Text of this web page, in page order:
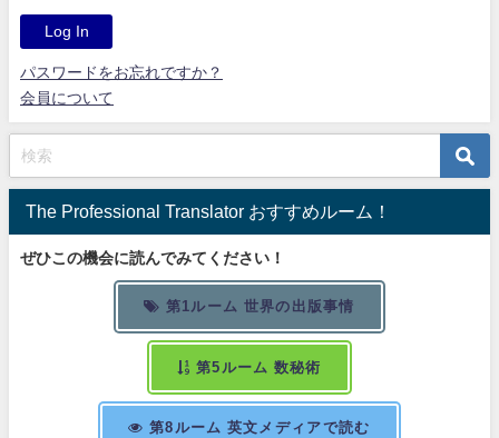
パスワードをお忘れですか？
会員について
The Professional Translator おすすめルーム！
ぜひこの機会に読んでみてください！
第1ルーム 世界の出版事情
第5ルーム 数秘術
第8ルーム 英文メディアで読む